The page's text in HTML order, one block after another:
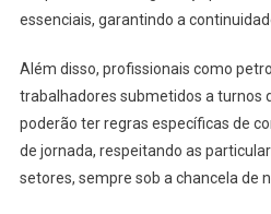
essenciais, garantindo a
Além disso, profissionais como
trabalhadores submetidos a turnos
poderão ter regras específicas de
de jornada, respeitando as
setores, sempre sob a chancela de